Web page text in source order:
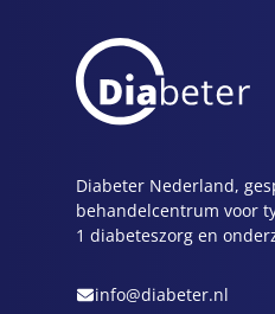
Diabeter Nederland,
behandelcentrum voor
1 diabeteszorg en
info@diabeter.nl